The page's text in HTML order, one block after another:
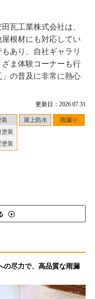
更新日：2026.07.31
装
塗装
塗装
屋上防水 雨漏り
瓦工業株式会社は、
根材にも対応してい
あり、自社ギャラリ
ま体験コーナーも行
の普及に非常に熱心
の尽力で、高品質な雨漏